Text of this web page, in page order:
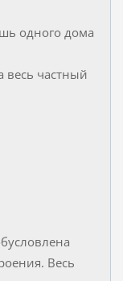
одного дома
весь частный
Весь